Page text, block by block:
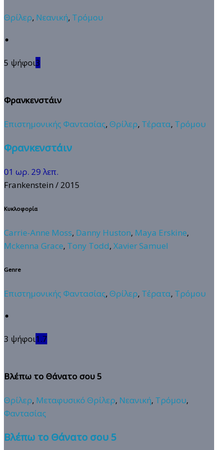
Θρίλερ, Νεανική, Τρόμου
5 ψήφοι3
Φρανκενστάιν
Επιστημονικής Φαντασίας, Θρίλερ, Τέρατα, Τρόμου
Φρανκενστάιν
01 ωρ. 29 λεπ.
Frankenstein / 2015
Κυκλοφορία
Carrie-Anne Moss, Danny Huston, Maya Erskine,
Mckenna Grace, Tony Todd, Xavier Samuel
Genre
Επιστημονικής Φαντασίας, Θρίλερ, Τέρατα, Τρόμου
3 ψήφοι1.7
Βλέπω το Θάνατο σου 5
Θρίλερ, Μεταφυσικό Θρίλερ, Νεανική, Τρόμου,
Φαντασίας
Βλέπω το Θάνατο σου 5